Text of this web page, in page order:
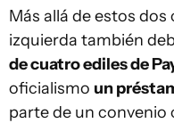
Más allá de estos
izquierda también
de cuatro ediles de
oficialismo un
parte de un convenio